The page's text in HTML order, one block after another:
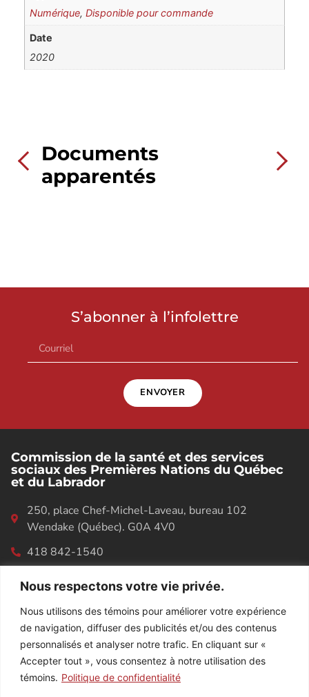
Nous respectons votre vie privée.
Nous utilisons des témoins pour améliorer votre expérience
de navigation, diffuser des publicités et/ou des contenus
personnalisés et analyser notre trafic. En cliquant sur «
Accepter tout », vous consentez à notre utilisation des
témoins. Politique de confidentialité
Numérique,Disponible pour commande
Date
2020
Documents
apparentés
S’abonner à l’infolettre
ENVOYER
Commission de la santé et des services
sociaux des Premières Nations du Québec
et du Labrador
250, place Chef-Michel-Laveau, bureau 102
Wendake (Québec). G0A 4V0
418 842-1540
RÉPERTOIRE DES EMPLOYÉS